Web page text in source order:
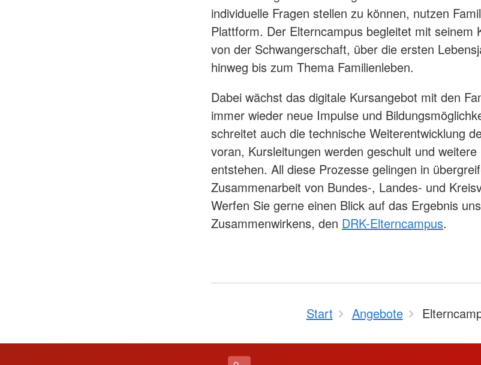
individuelle Fragen stellen zu können, nutzen
Plattform. Der Elterncampus begleitet mit seinem
von der Schwangerschaft, über die ersten
hinweg bis zum Thema Familienleben.
Dabei wächst das digitale Kursangebot mit den
immer wieder neue Impulse und
schreitet auch die technische Weiterentwicklung
voran, Kursleitungen werden geschult und
entstehen. All diese Prozesse gelingen in
Zusammenarbeit von Bundes-, Landes- und
Werfen Sie gerne einen Blick auf das Ergebnis
Zusammenwirkens, den DRK-Elterncampus.
Start Angebote